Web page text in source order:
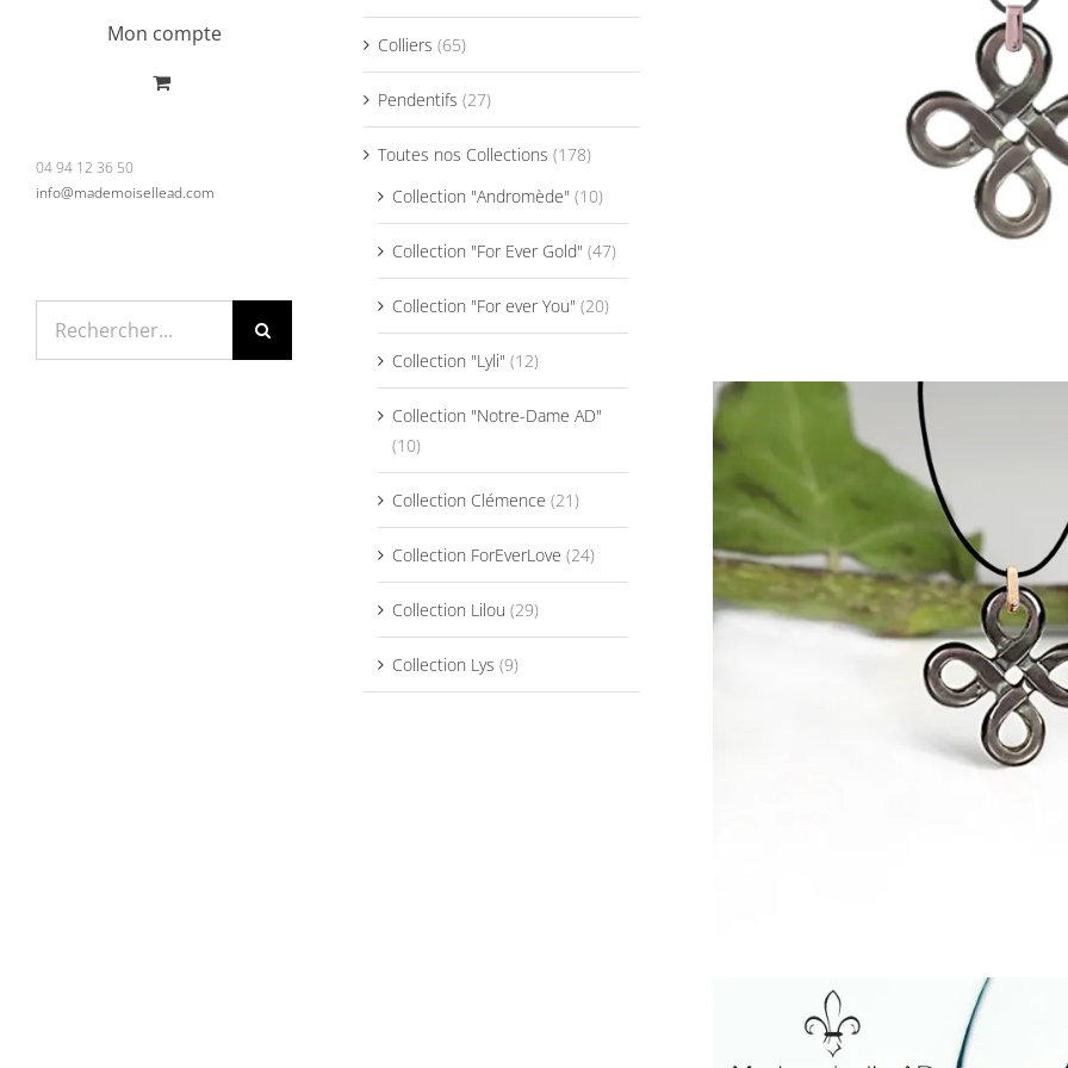
Mon compte
04 94 12 36 50
info@mademoisellead.com
Colliers (65)
Pendentifs (27)
Toutes nos Collections (178)
Collection "Andromède" (10)
Collection "For Ever Gold" (47)
Collection "For ever You" (20)
Collection "Lyli" (12)
Collection "Notre-Dame AD"
(10)
Collection Clémence (21)
Collection ForEverLove (24)
Collection Lilou (29)
Collection Lys (9)